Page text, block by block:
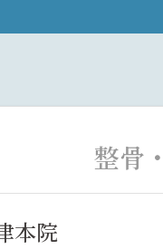
整骨
本院